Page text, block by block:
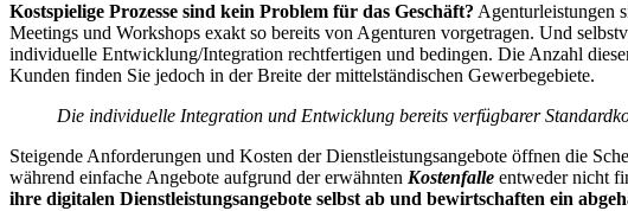
Kostspielige Prozesse sind kein Problem für das Geschäft? Agenturleistungen
Meetings und Workshops exakt so bereits von Agenturen vorgetragen. Und
individuelle Entwicklung/Integration rechtfertigen und bedingen. Die Anzahl
Kunden finden Sie jedoch in der Breite der mittelständischen Gewerbegebiete.
Die individuelle Integration und Entwicklung bereits verfügbarer
Steigende Anforderungen und Kosten der Dienstleistungsangebote öffnen die
während einfache Angebote aufgrund der erwähnten Kostenfalle entweder nicht
ihre digitalen Dienstleistungsangebote selbst ab und bewirtschaften ein